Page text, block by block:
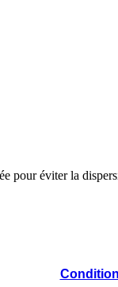
pour éviter la